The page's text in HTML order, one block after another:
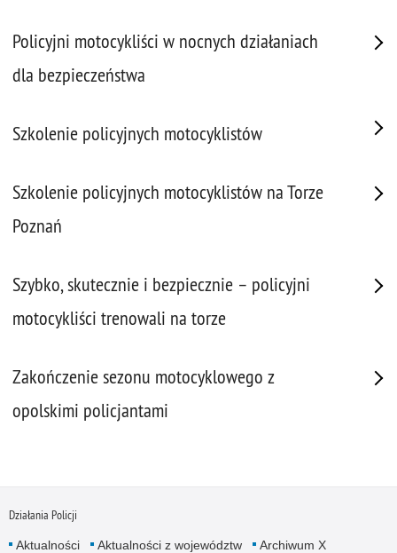
Policyjni motocykliści w nocnych działaniach
dla bezpieczeństwa
Szkolenie policyjnych motocyklistów
Szkolenie policyjnych motocyklistów na Torze
Poznań
Szybko, skutecznie i bezpiecznie – policyjni
motocykliści trenowali na torze
Zakończenie sezonu motocyklowego z
opolskimi policjantami
Działania Policji
Aktualności Aktualności z województw
Archiwum X